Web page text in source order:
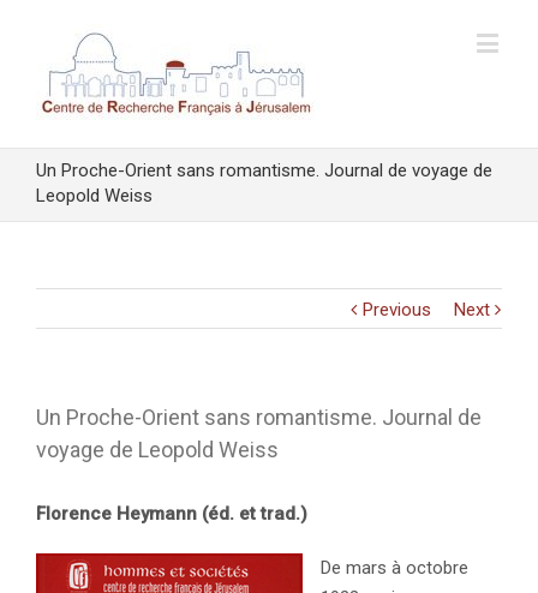
Un Proche-Orient sans romantisme. Journal de voyage de
Leopold Weiss
Previous Next
Un Proche-Orient sans romantisme. Journal de
voyage de Leopold Weiss
Florence Heymann (éd. et trad.)
De mars à octobre